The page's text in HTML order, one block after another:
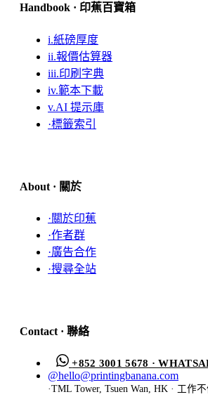
Handbook · 印蕉百寶箱
i.紙磅厚度
ii.報價估算器
iii.印刷字典
iv.範本下載
v.AI 提示庫
·標籤索引
About · 關於
·關於印蕉
·作者群
·廣告合作
·搜尋全站
Contact · 聯絡
+852 3001 5678 ·
@hello@printingbanana.com
·TML Tower, Tsuen Wan, HK · 工作